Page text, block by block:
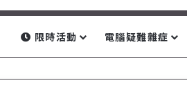
限時活動 電腦疑難雜症